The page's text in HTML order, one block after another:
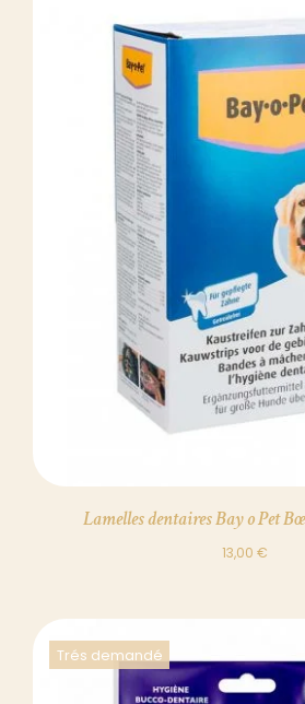
DÉTAILS
Lamelles dentaires Bay o Pet
13,00 €
Trés demandé